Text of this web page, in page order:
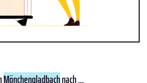
Mönchengladbachnach ...